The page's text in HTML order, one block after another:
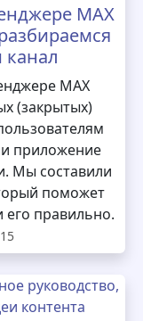
MAX
канал
MAX
(закрытых)
приложение
Мы составили
поможет
его правильно.